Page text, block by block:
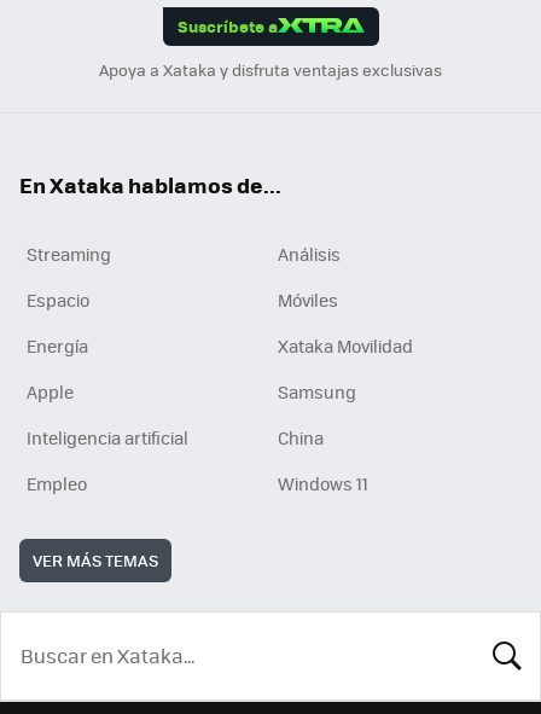
Suscríbete a
Apoya a Xataka y disfruta ventajas exclusivas
En Xataka hablamos de...
Streaming
Análisis
Espacio
Móviles
Energía
Xataka Movilidad
Apple
Samsung
Inteligencia artificial
China
Empleo
Windows 11
VER MÁS TEMAS